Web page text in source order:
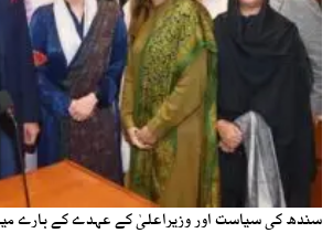
سندھ کی سیاست اور وزیراعلیٰ کے عہدے کے بارے